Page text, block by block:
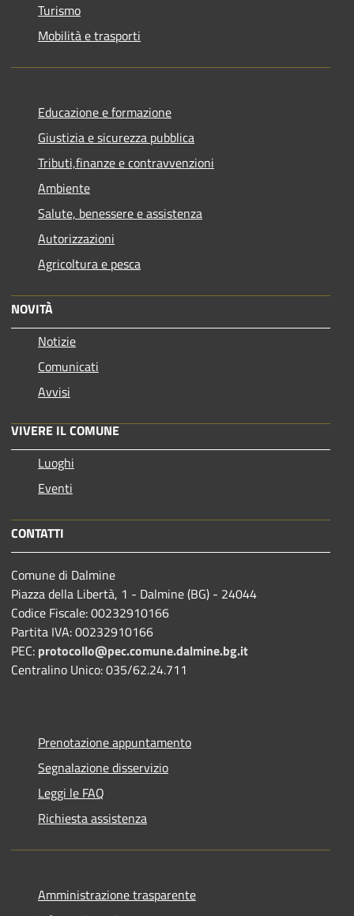
Turismo
Mobilità e trasporti
Educazione e formazione
Giustizia e sicurezza pubblica
Tributi,finanze e contravvenzioni
Ambiente
Salute, benessere e assistenza
Autorizzazioni
Agricoltura e pesca
NOVITÀ
Notizie
Comunicati
Avvisi
VIVERE IL COMUNE
Luoghi
Eventi
CONTATTI
Comune di Dalmine
Piazza della Libertà, 1 - Dalmine (BG) - 24044
Codice Fiscale: 00232910166
Partita IVA: 00232910166
PEC: protocollo@pec.comune.dalmine.bg.it
Centralino Unico: 035/62.24.711
Prenotazione appuntamento
Segnalazione disservizio
Leggi le FAQ
Richiesta assistenza
Amministrazione trasparente